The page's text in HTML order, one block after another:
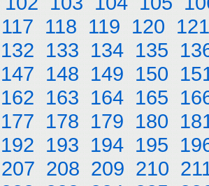
117 118 119 120 121
132 133 134 135
147 148 149 150
162 163 164 165
177 178 179 180
192 193 194 195
207 208 209 210